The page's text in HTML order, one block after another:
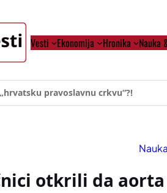
Vesti Ekonomija Hronika Nauka
u dehumanizaciji Vučića
otkrili da